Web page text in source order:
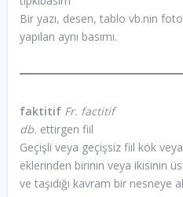
Bir yazı, desen, tablo vb.nin
yapılan aynı basımı.
faktitifFr. factitif
db. ettirgen fiil
Geçişli veya geçişsiz fiil kök
eklerinden birinin veya ikisinin
ve taşıdığı kavram bir nesneye